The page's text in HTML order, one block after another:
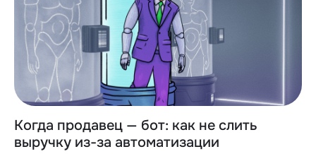
Когда продавец — бот: как не слить
выручку из-за автоматизации